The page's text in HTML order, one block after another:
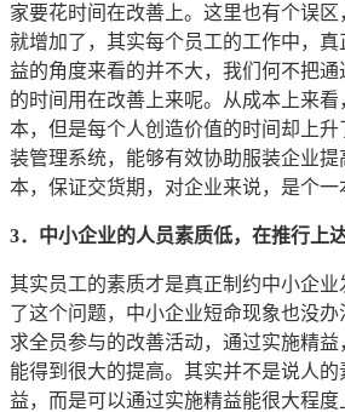
家要花时间在改善上。这里也有个误
就增加了，其实每个员工的工作中，
益的角度来看的并不大，我们何不把
的时间用在改善上来呢。从成本上来
本，但是每个人创造价值的时间却上
装管理系统，能够有效协助服装企业
本，保证交货期，对企业来说，是个一
3．中小企业的人员素质低，在推行上
其实员工的素质才是真正制约中小企
了这个问题，中小企业短命现象也没
求全员参与的改善活动，通过实施精
能得到很大的提高。其实并不是说人
益，而是可以通过实施精益能很大程度